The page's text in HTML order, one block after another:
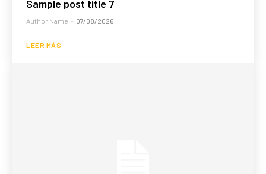
Sample post title 7
Author Name - 07/08/2026
LEER MÁS